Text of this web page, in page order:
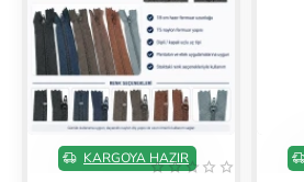
KARGOYA HAZIR